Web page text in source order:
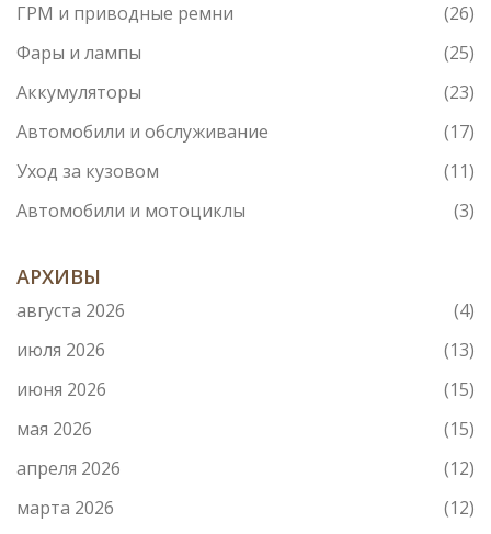
ГРМ и приводные ремни
(26)
Фары и лампы
(25)
Аккумуляторы
(23)
Автомобили и обслуживание
(17)
Уход за кузовом
(11)
Автомобили и мотоциклы
(3)
АРХИВЫ
августа 2026
(4)
июля 2026
(13)
июня 2026
(15)
мая 2026
(15)
апреля 2026
(12)
марта 2026
(12)